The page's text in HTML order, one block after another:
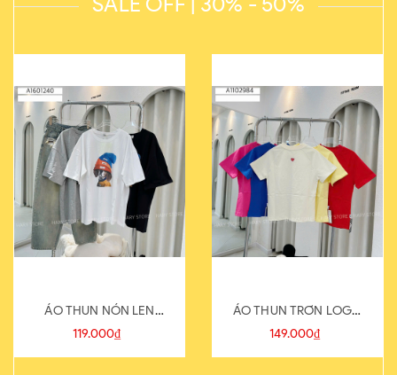
ÁO THUN NÓN LEN
821-1
119.000₫
ÁO THUN TRƠN LOGO
SAU
149.000₫